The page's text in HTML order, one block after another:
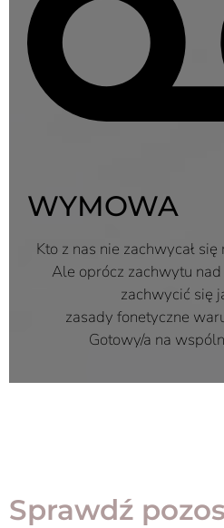
WYMOWA
Kto z nas nie zachwycał
Ale oprócz zachwytu
zachwycić się
zasady fonetyczne
Gotowy/a na
Sprawdź